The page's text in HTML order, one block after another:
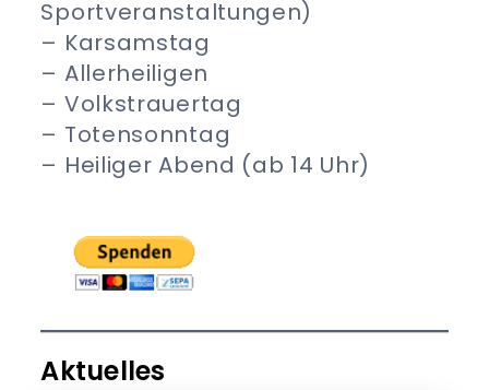
Sportveranstaltungen)
– Karsamstag
– Allerheiligen
– Volkstrauertag
– Totensonntag
– Heiliger Abend (ab 14 Uhr)
Aktuelles